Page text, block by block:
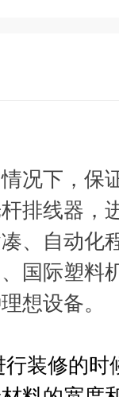
况下，保
排线器，
、自动化
国际塑料
想设备。
装修的时